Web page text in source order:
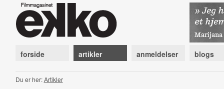
forside artikler anmeldelser blogs
Du er her:Artikler